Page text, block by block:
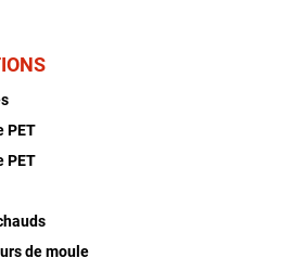
PET
PET
de moule